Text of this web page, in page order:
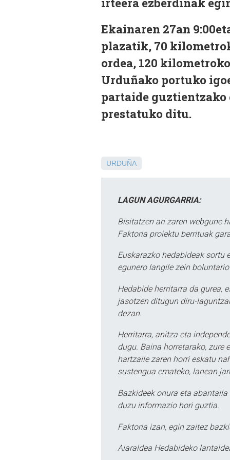
irteera ezberdinak
Ekainaren 27an
plazatik, 70
ordea, 120
Urduñako portuko
partaide
prestatuko ditu.
URDUÑA
LAGUN AGURGARRIA:
Bisitatzen ari zaren webgune
Faktoria proiektu berrituak
Euskarazko hedabideak sortu
egunero langile zein
Hedabide herritarra da gurea,
jasotzen ditugun diru-
dezan.
Herritarra, anitza eta
dugu. Baina horretarako, zure
hartzaile zaren horri eskatu
sustengua emateko, lanean
Bazkideek onura eta
duzu informazio hori guztia.
Faktoria izan, egin zaitez
Aiaraldea Hedabideko